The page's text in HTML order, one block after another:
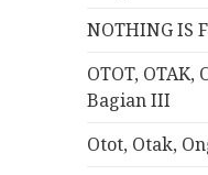
NOTHING IS
OTOT, OTAK,
Bagian III
Otot, Otak,